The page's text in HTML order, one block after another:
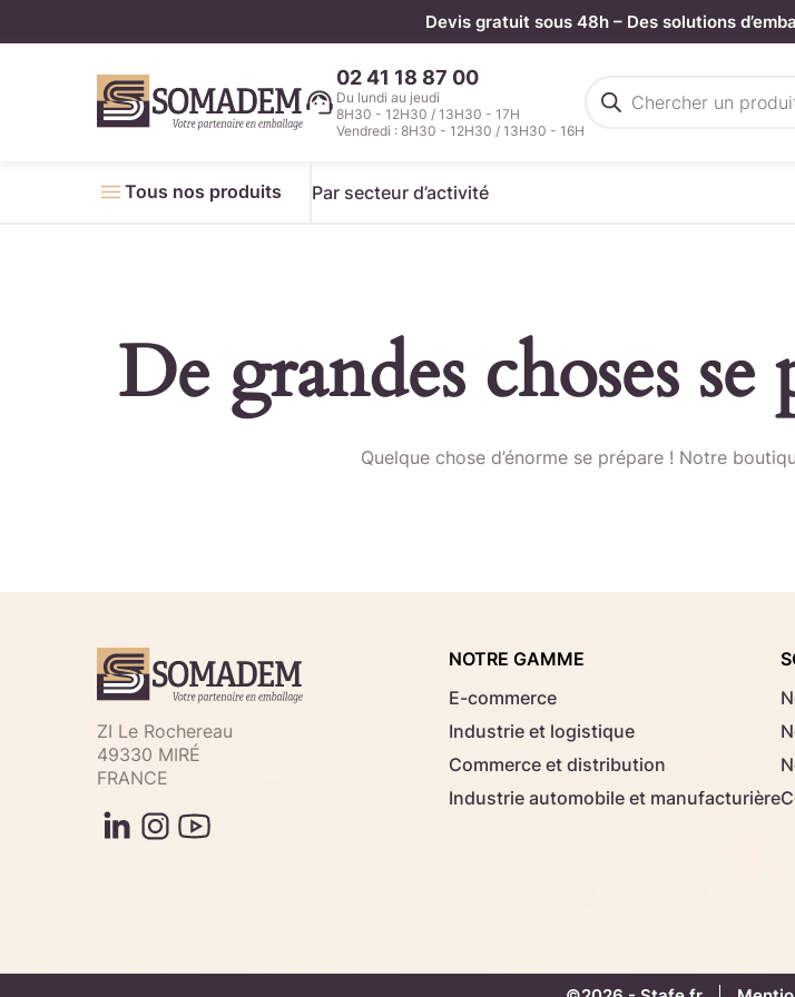
Devis gratuit sous 48h – Des solutions
02 41 18 87 00
Du lundi au jeudi
8H30 - 12H30 / 13H30 - 17H
Vendredi : 8H30 - 12H30 / 13H30 - 16H
de
Tous nos produits Par secteur d’activité
De grandes choses
Quelque chose d’énorme se prépare ! Notre
ZI Le Rochereau
49330 MIRÉ
FRANCE
NOTRE GAMME
E-commerce
Industrie et logistique
Commerce et distribution
Industrie automobile et manufacturière